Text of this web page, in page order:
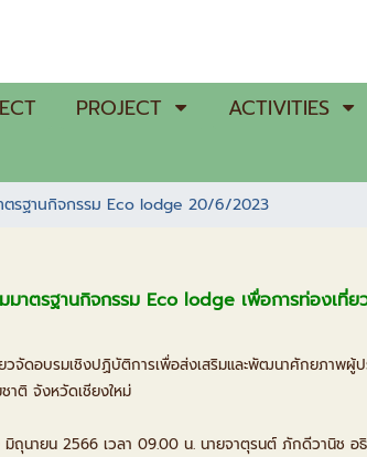
PROJECT ACTIVITIES
ตรฐานกิจกรรม Eco lodge 20/6/2023
มาตรฐานกิจกรรม Eco lodge เพื่อการท่องเที่ย
วจัดอบรมเชิงปฏิบัติการเพื่อส่งเสริมและพัฒนาศักยภาพผู้ป
าติ จังหวัดเชียงใหม่
ถุนายน 2566 เวลา 09.00 น. นายจาตุรนต์ ภักดีวานิช อ